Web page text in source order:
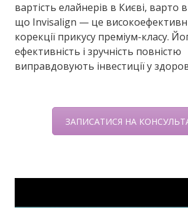
вартість елайнерів в Києві, варто
що Invisalign — це
корекції прикусу преміум-класу.
ефективність і зручність повністю
виправдовують інвестиції у
ЗАПИСАТИСЯ НА